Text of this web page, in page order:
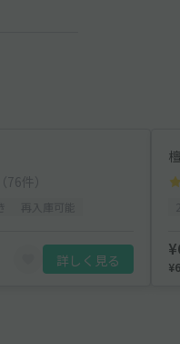
（76件）
詳しく見る